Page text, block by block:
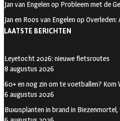
kr
a
e
r
Jan van Engelenop Probleem met de
Jan en Roos van Engelenop Overleden:
LAATSTE BERICHTEN
Leyetocht 2026: nieuwe fietsroutes
8 augustus 2026
60+ en nog zin om te voetballen? Kom
6 augustus 2026
Buxusplanten in brand in